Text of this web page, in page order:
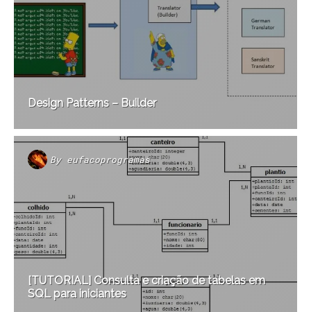
Design Patterns – Builder
By eufacoprogramas
[TUTORIAL] Consulta e criação de tabelas em
SQL para iniciantes